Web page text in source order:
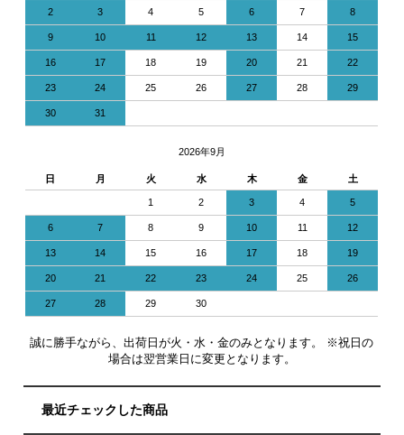
2 3 4 5 6 7 8
9 10 11 12 13 14 15
16 17 18 19 20 21 22
23 24 25 26 27 28 29
30 31
2026年9月
日 月 火 水 木 金 土
1 2 3 4 5
6 7 8 9 10 11 12
13 14 15 16 17 18 19
20 21 22 23 24 25 26
27 28 29 30
誠に勝手ながら、出荷日が火・水・金のみとなります。 ※祝日の
場合は翌営業日に変更となります。
最近チェックした商品